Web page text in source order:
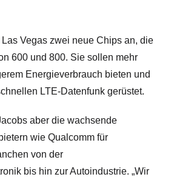
Vegas zwei neue Chips an, die
600 und 800. Sie sollen mehr
Energieverbrauch bieten und
LTE-Datenfunk gerüstet.
aber die wachsende
wie Qualcomm für
von der
bis hin zur Autoindustrie. „Wir